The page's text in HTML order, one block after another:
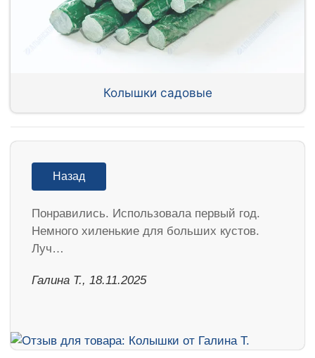
Колышки садовые
Назад
Понравились. Использовала первый год.
Немного хиленькие для больших кустов.
Луч…
Галина Т., 18.11.2025